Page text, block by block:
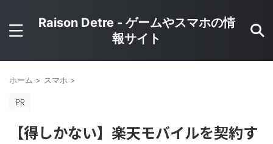
Raison Detre - ゲームやスマホの情
報サイト
ホーム > スマホ >
【得しかない】楽天モバイルを契約す